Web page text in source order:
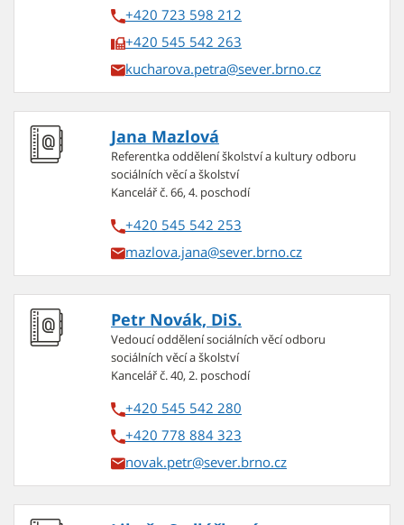
+420 723 598 212
+420 545 542 263
kucharova.petra
Jana Mazlová
Referentka oddělení školství a kultury odboru
sociálních věcí a školství
Kancelář č. 66, 4. poschodí
+420 545 542 253
mazlova.jana
Petr Novák, DiS.
Vedoucí oddělení sociálních věcí odboru
sociálních věcí a školství
Kancelář č. 40, 2. poschodí
+420 545 542 280
+420 778 884 323
novak.petr